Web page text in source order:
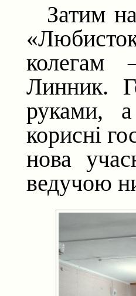
Затим
колегам
Линник.
руками,
корисні
нова
ведучою